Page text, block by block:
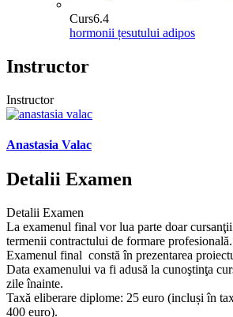
Curs6.4
hormonii țesutului adipos
Instructor
Instructor
Anastasia Valac
Detalii Examen
Detalii Examen
La examenul final vor lua parte doar cursanţii
termenii contractului de formare profesională.
Examenul final constă în prezentarea
Data examenului va fi adusă la cunoştinţa
zile înainte.
Taxă eliberare diplome: 25 euro (incluși în
400 euro).